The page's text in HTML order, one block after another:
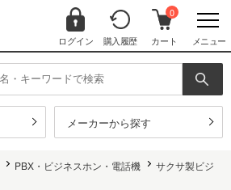
ログイン 購入履歴
0
カート メニュー
メーカーから探す
PBX・ビジネスホン・電話機
サクサ製ビジ